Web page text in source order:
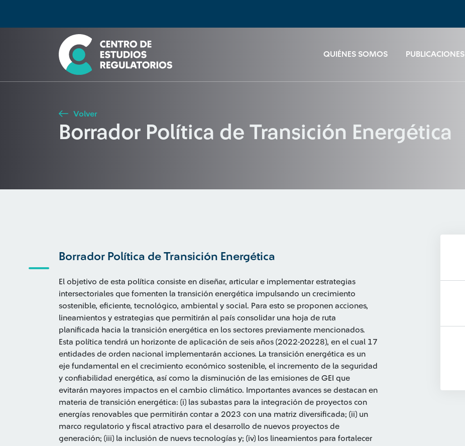
QUIÉNES SOMOS PUBLICACIONES
Seleccione país
Buscar
Volver
Borrador Política de Transición Energética
Borrador Política de Transición Energética
El objetivo de esta política consiste en diseñar, articular e implementar estrategias
intersectoriales que fomenten la transición energética impulsando un crecimiento
sostenible, eficiente, tecnológico, ambiental y social. Para esto se proponen acciones,
lineamientos y estrategias que permitirán al país consolidar una hoja de ruta
planificada hacia la transición energética en los sectores previamente mencionados.
Esta política tendrá un horizonte de aplicación de seis años (2022-20228), en el cual 17
entidades de orden nacional implementarán acciones. La transición energética es un
eje fundamental en el crecimiento económico sostenible, el incremento de la seguridad
y confiabilidad energética, así como la disminución de las emisiones de GEI que
evitarán mayores impactos en el cambio climático. Importantes avances se destacan en
materia de transición energética: (i) las subastas para la integración de proyectos con
energías renovables que permitirán contar a 2023 con una matriz diversificada; (ii) un
marco regulatorio y fiscal atractivo para el desarrollo de nuevos proyectos de
generación; (iii) la inclusión de nuevs tecnologías y; (iv) los lineamientos para fortalecer